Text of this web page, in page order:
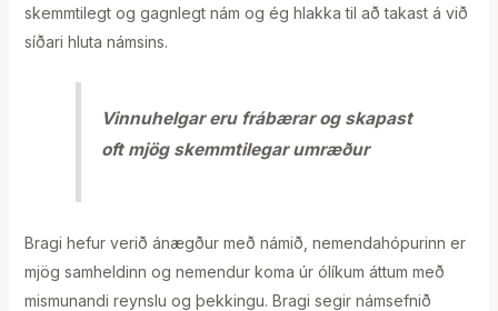
skemmtilegt og gagnlegt nám og ég hlakka til að takast á við
síðari hluta námsins.
Vinnuhelgar eru frábærar og skapast
oft mjög skemmtilegar umræður
Bragi hefur verið ánægður með námið, nemendahópurinn er
mjög samheldinn og nemendur koma úr ólíkum áttum með
mismunandi reynslu og þekkingu. Bragi segir námsefnið